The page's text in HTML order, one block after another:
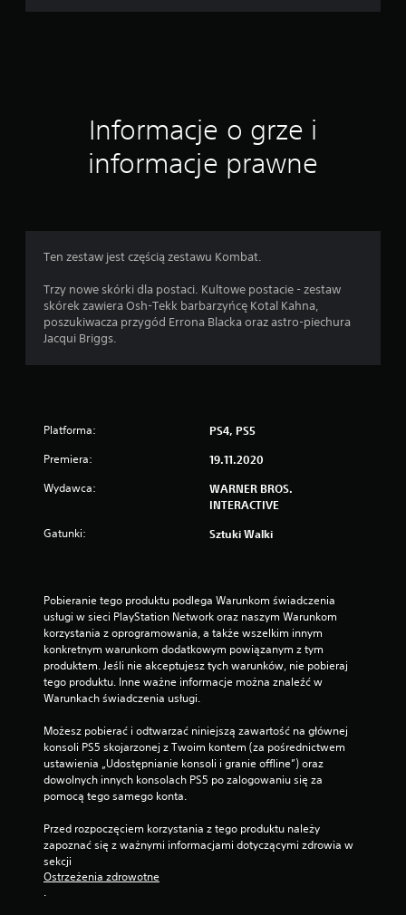
Informacje o grze i
informacje prawne
Ten zestaw jest częścią zestawu Kombat.
Trzy nowe skórki dla postaci. Kultowe postacie - zestaw
skórek zawiera Osh-Tekk barbarzyńcę Kotal Kahna,
poszukiwacza przygód Errona Blacka oraz astro-piechura
Jacqui Briggs.
Platforma: PS4, PS5
Premiera: 19.11.2020
Wydawca:
WARNER BROS.
INTERACTIVE
Gatunki: Sztuki Walki
Pobieranie tego produktu podlega Warunkom świadczenia
usługi w sieci PlayStation Network oraz naszym Warunkom
korzystania z oprogramowania, a także wszelkim innym
konkretnym warunkom dodatkowym powiązanym z tym
produktem. Jeśli nie akceptujesz tych warunków, nie pobieraj
tego produktu. Inne ważne informacje można znaleźć w
Warunkach świadczenia usługi.
Możesz pobierać i odtwarzać niniejszą zawartość na głównej
konsoli PS5 skojarzonej z Twoim kontem (za pośrednictwem
ustawienia „Udostępnianie konsoli i granie offline”) oraz
dowolnych innych konsolach PS5 po zalogowaniu się za
pomocą tego samego konta.
Przed rozpoczęciem korzystania z tego produktu należy
zapoznać się z ważnymi informacjami dotyczącymi zdrowia w
sekcji
Ostrzeżenia zdrowotne
.